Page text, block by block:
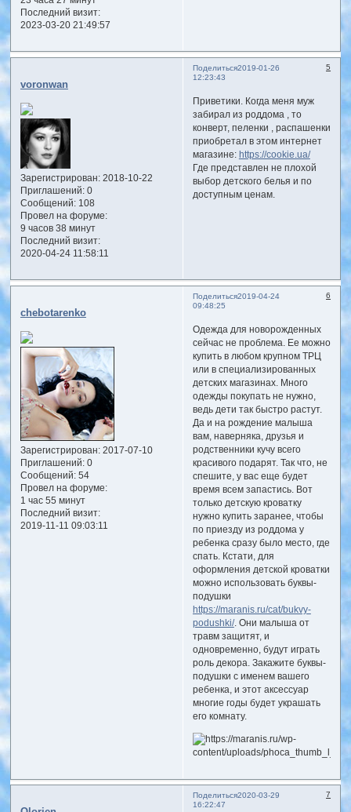
Последний визит:
2023-03-20 21:49:57
Поделиться 5
2019-01-26
12:23:43
voronwan
Зарегистрирован: 2018-10-22
Приглашений:0
Сообщений:108
Провел на форуме:
9 часов 38 минут
Последний визит:
2020-04-24 11:58:11
Приветики. Когда меня муж
забирал из роддома , то
конверт, пеленки , распашенки
приобретал в этом интернет
магазине: https://cookie.ua/
Где представлен не плохой
выбор детского белья и по
доступным ценам.
Поделиться 6
2019-04-24
09:48:25
chebotarenko
Зарегистрирован: 2017-07-10
Приглашений:0
Сообщений:54
Провел на форуме:
1 час 55 минут
Последний визит:
2019-11-11 09:03:11
Одежда для новорожденных
сейчас не проблема. Ее можно
купить в любом крупном ТРЦ
или в специализированных
детских магазинах. Много
одежды покупать не нужно,
ведь дети так быстро растут.
Да и на рождение малыша
вам, наверняка, друзья и
родственники кучу всего
красивого подарят. Так что, не
спешите, у вас еще будет
время всем запастись. Вот
только детскую кроватку
нужно купить заранее, чтобы
по приезду из роддома у
ребенка сразу было место, где
спать. Кстати, для
оформления детской кроватки
можно использовать буквы-
подушки
https://maranis.ru/cat/bukvy-
podushki/. Они малыша от
травм защитят, и
одновременно, будут играть
роль декора. Закажите буквы-
подушки с именем вашего
ребенка, и этот аксессуар
многие годы будет украшать
его комнату.
Поделиться 7
2020-03-29
16:22:47